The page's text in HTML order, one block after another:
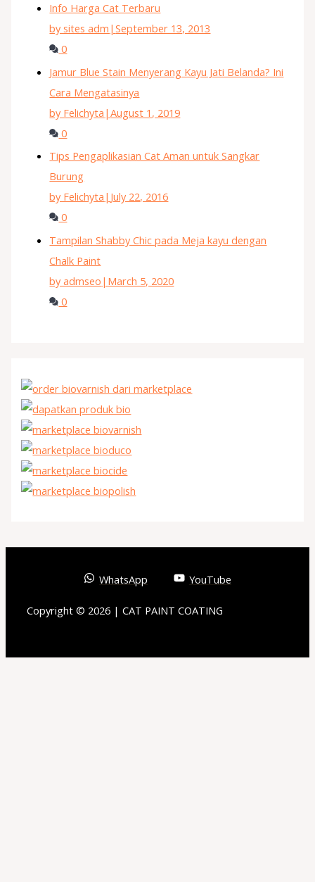
Info Harga Cat Terbaru
by sites adm |September 13, 2013
0
Jamur Blue Stain Menyerang Kayu Jati Belanda? Ini
Cara Mengatasinya
by Felichyta |August 1, 2019
0
Tips Pengaplikasian Cat Aman untuk Sangkar
Burung
by Felichyta | July 22, 2016
0
Tampilan Shabby Chic pada Meja kayu dengan
Chalk Paint
by admseo | March 5, 2020
0
WhatsApp YouTube
Copyright © 2026 | CAT PAINT COATING